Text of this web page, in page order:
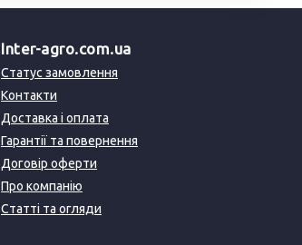
Inter-agro.com.ua
Статус замовлення
Контакти
Доставка і оплата
Гарантії та повернення
Договір оферти
Про компанію
Статті та огляди